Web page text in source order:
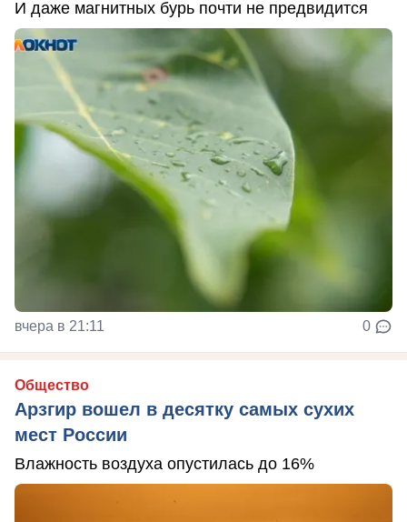
И даже магнитных бурь почти не предвидится
вчера в 21:11 0
Общество
Арзгир вошел в десятку самых сухих
мест России
Влажность воздуха опустилась до 16%